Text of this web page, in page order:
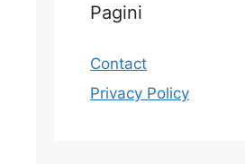
Pagini
Contact
Privacy Policy